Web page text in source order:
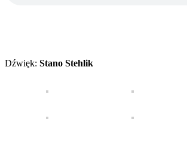
Dźwięk: Stano Stehlik